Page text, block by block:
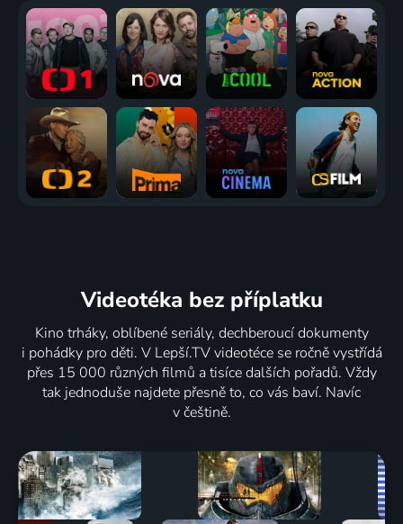
Videotéka bez příplatku
Kino trháky, oblíbené seriály, dechberoucí dokumenty
i pohádky pro děti. V Lepší.TV videotéce se ročně vystřídá
přes 15 000 různých filmů a tisíce dalších pořadů. Vždy
tak jednoduše najdete přesně to, co vás baví. Navíc
v češtině.